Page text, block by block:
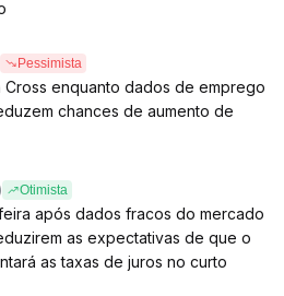
Pessimista
Cross enquanto dados de emprego
chances de aumento de
Otimista
após dados fracos do mercado
as expectativas de que o
as taxas de juros no curto